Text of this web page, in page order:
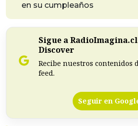
en su cumpleaños
Sigue a
Discover
Recibe nuestros contenidos
feed.
Seguir en